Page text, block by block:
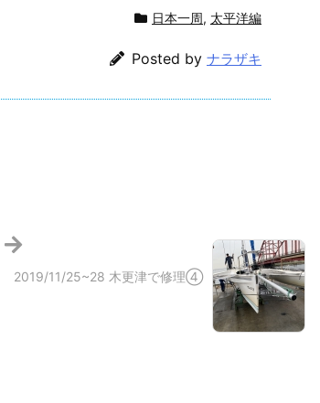
日本一周, 太平洋編
Posted by ナラザキ
2019/11/25~28 木更津で修理④